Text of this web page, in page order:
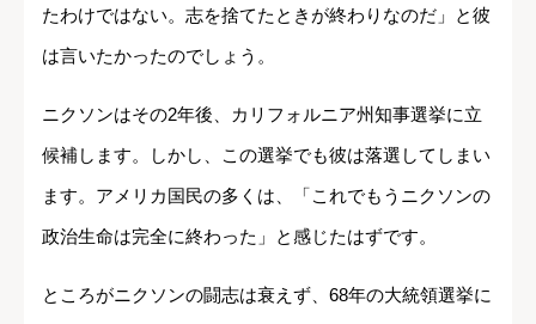
たわけではない。志を捨てたときが終わりなのだ」と彼
は言いたかったのでしょう。
ニクソンはその2年後、カリフォルニア州知事選挙に立
候補します。しかし、この選挙でも彼は落選してしまい
ます。アメリカ国民の多くは、「これでもうニクソンの
政治生命は完全に終わった」と感じたはずです。
ところがニクソンの闘志は衰えず、68年の大統領選挙に